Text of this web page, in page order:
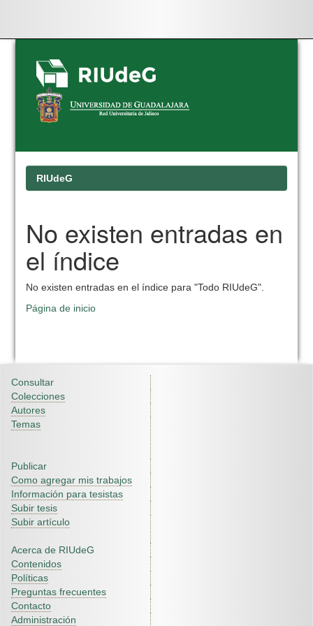
Skip
navigation
RIUdeG
No existen entradas en
el índice
No existen entradas en el índice para "Todo RIUdeG".
Página de inicio
Consultar
Colecciones
Autores
Temas
Publicar
Como agregar mis trabajos
Información para tesistas
Subir tesis
Subir artículo
Acerca de RIUdeG
Contenidos
Políticas
Preguntas frecuentes
Contacto
Administración